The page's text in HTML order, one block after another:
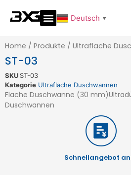
Deutsch ▼
Home / Produkte / Ultraflache
ST-03
SKU ST-03
Kategorie Ultraflache Duschwannen
Flache Duschwanne (30
Duschwannen
Schnellangebot